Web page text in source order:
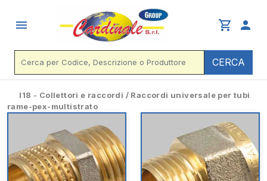
menu shopping_cart person
CERCA
I18 - Collettori e raccordi / Raccordi universale per tubi
rame-pex-multistrato